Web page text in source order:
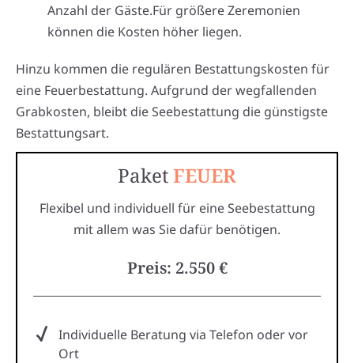
Anzahl der Gäste.Für größere Zeremonien
können die Kosten höher liegen.
Hinzu kommen die regulären Bestattungskosten für
eine Feuerbestattung. Aufgrund der wegfallenden
Grabkosten, bleibt die Seebestattung die günstigste
Bestattungsart.
PaketFEUER
Flexibel und individuell für eine Seebestattung
mit allem was Sie dafür benötigen.
Preis: 2.550 €
Individuelle Beratung via Telefon oder vor
Ort